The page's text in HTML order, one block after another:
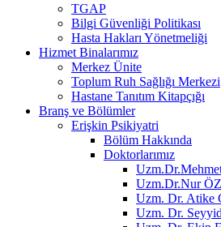
TGAP
Bilgi Güvenliği Politikası
Hasta Hakları Yönetmeliği
Hizmet Binalarımız
Merkez Ünite
Toplum Ruh Sağlığı Merkezi
Hastane Tanıtım Kitapçığı
Branş ve Bölümler
Erişkin Psikiyatri
Bölüm Hakkında
Doktorlarımız
Uzm.Dr.Nur
Uzm. Dr.
Uzm. Dr.